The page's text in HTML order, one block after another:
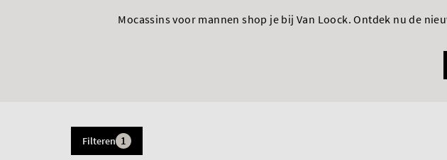
Mocassins voor mannen shop je bij Van Loock. Ontdek nu de
Filteren 1